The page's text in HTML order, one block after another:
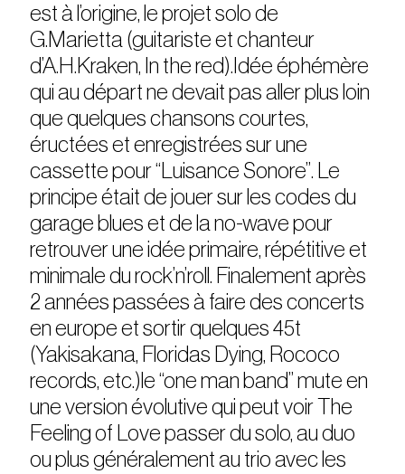
est à l’origine, le projet solo de
G.Marietta (guitariste et chanteur
d’A.H.Kraken, In the red).Idée éphémère
qui au départ ne devait pas aller plus loin
que quelques chansons courtes,
éructées et enregistrées sur une
cassette pour “Luisance Sonore”. Le
principe était de jouer sur les codes du
garage blues et de la no-wave pour
retrouver une idée primaire, répétitive et
minimale du rock’n’roll. Finalement après
2 années passées à faire des concerts
en europe et sortir quelques 45t
(Yakisakana, Floridas Dying, Rococo
records, etc.)le “one man band” mute en
une version évolutive qui peut voir The
Feeling of Love passer du solo, au duo
ou plus généralement au trio avec les